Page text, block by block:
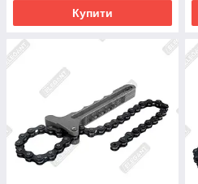
Купити